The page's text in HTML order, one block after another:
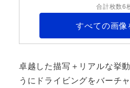
合計枚数6
すべての画像
卓越した描写＋リアルな挙
うにドライビングをバーチ